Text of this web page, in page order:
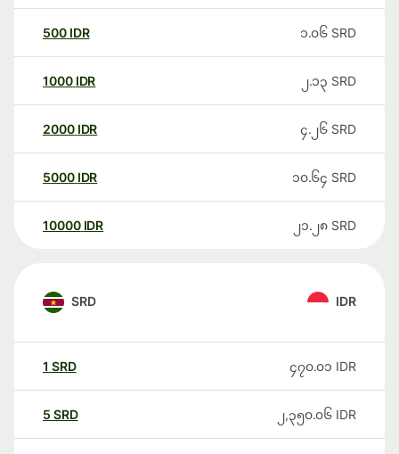
500 IDR ၁.၀၆ SRD
1000 IDR ၂.၁၃ SRD
2000 IDR ၄.၂၆ SRD
5000 IDR ၁၀.၆၄ SRD
10000 IDR ၂၁.၂၈ SRD
SRD IDR
1 SRD ၄၇၀.၀၁ IDR
5 SRD ၂,၃၅၀.၀၆ IDR